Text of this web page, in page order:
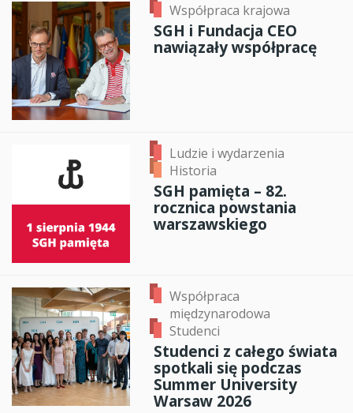
Współpraca krajowa
SGH i Fundacja CEO
nawiązały współpracę
Ludzie i wydarzenia
Historia
SGH pamięta – 82.
rocznica powstania
warszawskiego
Współpraca
międzynarodowa
Studenci
Studenci z całego świata
spotkali się podczas
Summer University
Warsaw 2026